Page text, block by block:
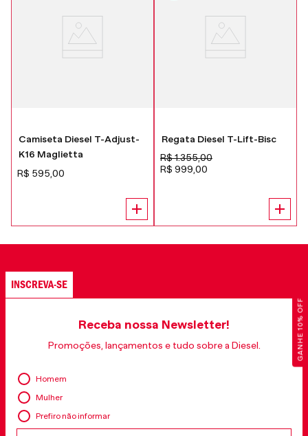
GANHE 10% OFF
Camiseta Diesel T-Adjust-
K16 Maglietta
R$ 595 00
Regata Diesel T-Lift-Bisc
R$1.355,00
R$ 999 00
INSCREVA-SE
Receba nossa Newsletter!
Promoções, lançamentos e tudo sobre a Diesel.
Homem
Mulher
Prefiro não informar